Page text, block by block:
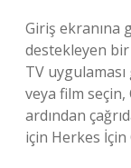
Giriş ekranına
destekleyen bir
TV
veya film
ardından
için Herkes İçin